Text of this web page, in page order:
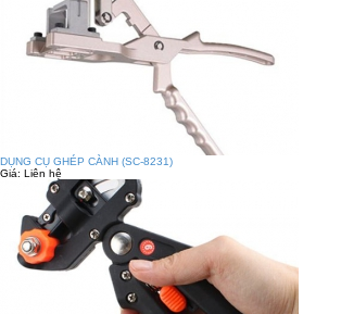
DỤNG CỤ GHÉP CÀNH (SC-8231)
Giá: Liên hệ